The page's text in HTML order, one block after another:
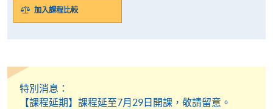
加入課程比較
特別消息：
【課程延期】課程延至7月29日開課，敬請留意。